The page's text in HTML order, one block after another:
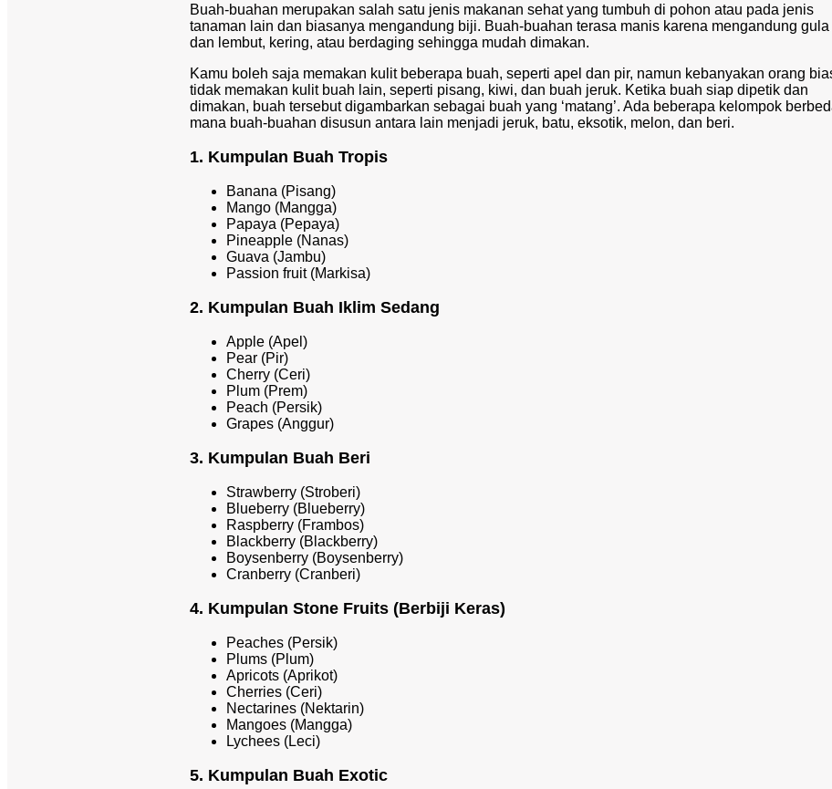
Buah-buahan merupakan salah satu jenis makanan sehat yang tumbuh di pohon atau pada jenis
tanaman lain dan biasanya mengandung biji. Buah-buahan terasa manis karena mengandung gula
dan lembut, kering, atau berdaging sehingga mudah dimakan.
Kamu boleh saja memakan kulit beberapa buah, seperti apel dan pir, namun kebanyakan orang
tidak memakan kulit buah lain, seperti pisang, kiwi, dan buah jeruk. Ketika buah siap dipetik dan
dimakan, buah tersebut digambarkan sebagai buah yang ‘matang’. Ada beberapa kelompok
mana buah-buahan disusun antara lain menjadi jeruk, batu, eksotik, melon, dan beri.
1. Kumpulan Buah Tropis
Banana (Pisang)
Mango (Mangga)
Papaya (Pepaya)
Pineapple (Nanas)
Guava (Jambu)
Passion fruit (Markisa)
2. Kumpulan Buah Iklim Sedang
Apple (Apel)
Pear (Pir)
Cherry (Ceri)
Plum (Prem)
Peach (Persik)
Grapes (Anggur)
3. Kumpulan Buah Beri
Strawberry (Stroberi)
Blueberry (Blueberry)
Raspberry (Frambos)
Blackberry (Blackberry)
Boysenberry (Boysenberry)
Cranberry (Cranberi)
4. Kumpulan Stone Fruits (Berbiji Keras)
Peaches (Persik)
Plums (Plum)
Apricots (Aprikot)
Cherries (Ceri)
Nectarines (Nektarin)
Mangoes (Mangga)
Lychees (Leci)
5. Kumpulan Buah Exotic